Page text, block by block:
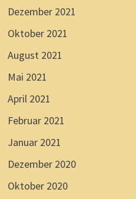
Dezember 2021
Oktober 2021
August 2021
Mai 2021
April 2021
Februar 2021
Januar 2021
Dezember 2020
Oktober 2020